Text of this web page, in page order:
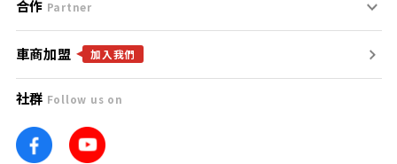
免責聲明
隱私權政策
團隊
車訊網
聯絡我們
什麼是Goo鑑定？
找好車
找好店
找海外車
合作 Partner
合作夥伴
廣告合作
車商加盟 加入我們
社群 Follow us on